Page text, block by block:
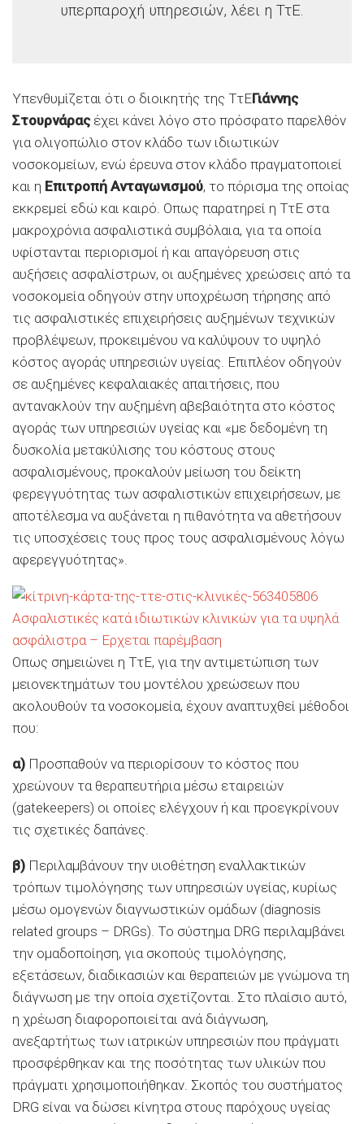
υπερπαροχή υπηρεσιών, λέει η ΤτΕ.
Υπενθυμίζεται ότι ο διοικητής της ΤτΕΓιάννης
Στουρνάρας έχει κάνει λόγο στο πρόσφατο παρελθόν
για ολιγοπώλιο στον κλάδο των ιδιωτικών
νοσοκομείων, ενώ έρευνα στον κλάδο πραγματοποιεί
και η Επιτροπή Ανταγωνισμού, το πόρισμα της οποίας
εκκρεμεί εδώ και καιρό. Οπως παρατηρεί η ΤτΕ στα
μακροχρόνια ασφαλιστικά συμβόλαια, για τα οποία
υφίστανται περιορισμοί ή και απαγόρευση στις
αυξήσεις ασφαλίστρων, οι αυξημένες χρεώσεις από τα
νοσοκομεία οδηγούν στην υποχρέωση τήρησης από
τις ασφαλιστικές επιχειρήσεις αυξημένων τεχνικών
προβλέψεων, προκειμένου να καλύψουν το υψηλό
κόστος αγοράς υπηρεσιών υγείας. Επιπλέον οδηγούν
σε αυξημένες κεφαλαιακές απαιτήσεις, που
αντανακλούν την αυξημένη αβεβαιότητα στο κόστος
αγοράς των υπηρεσιών υγείας και «με δεδομένη τη
δυσκολία μετακύλισης του κόστους στους
ασφαλισμένους, προκαλούν μείωση του δείκτη
φερεγγυότητας των ασφαλιστικών επιχειρήσεων, με
αποτέλεσμα να αυξάνεται η πιθανότητα να αθετήσουν
τις υποσχέσεις τους προς τους ασφαλισμένους λόγω
αφερεγγυότητας».
Ασφαλιστικές κατά ιδιωτικών κλινικών για τα υψηλά
ασφάλιστρα – Eρχεται παρέμβαση
Οπως σημειώνει η ΤτΕ, για την αντιμετώπιση των
μειονεκτημάτων του μοντέλου χρεώσεων που
ακολουθούν τα νοσοκομεία, έχουν αναπτυχθεί μέθοδοι
που:
α) Προσπαθούν να περιορίσουν το κόστος που
χρεώνουν τα θεραπευτήρια μέσω εταιρειών
(gatekeepers) οι οποίες ελέγχουν ή και προεγκρίνουν
τις σχετικές δαπάνες.
β) Περιλαμβάνουν την υιοθέτηση εναλλακτικών
τρόπων τιμολόγησης των υπηρεσιών υγείας, κυρίως
μέσω ομογενών διαγνωστικών ομάδων (diagnosis
related groups – DRGs). Το σύστημα DRG περιλαμβάνει
την ομαδοποίηση, για σκοπούς τιμολόγησης,
εξετάσεων, διαδικασιών και θεραπειών με γνώμονα τη
διάγνωση με την οποία σχετίζονται. Στο πλαίσιο αυτό,
η χρέωση διαφοροποιείται ανά διάγνωση,
ανεξαρτήτως των ιατρικών υπηρεσιών που πράγματι
προσφέρθηκαν και της ποσότητας των υλικών που
πράγματι χρησιμοποιήθηκαν. Σκοπός του συστήματος
DRG είναι να δώσει κίνητρα στους παρόχους υγείας